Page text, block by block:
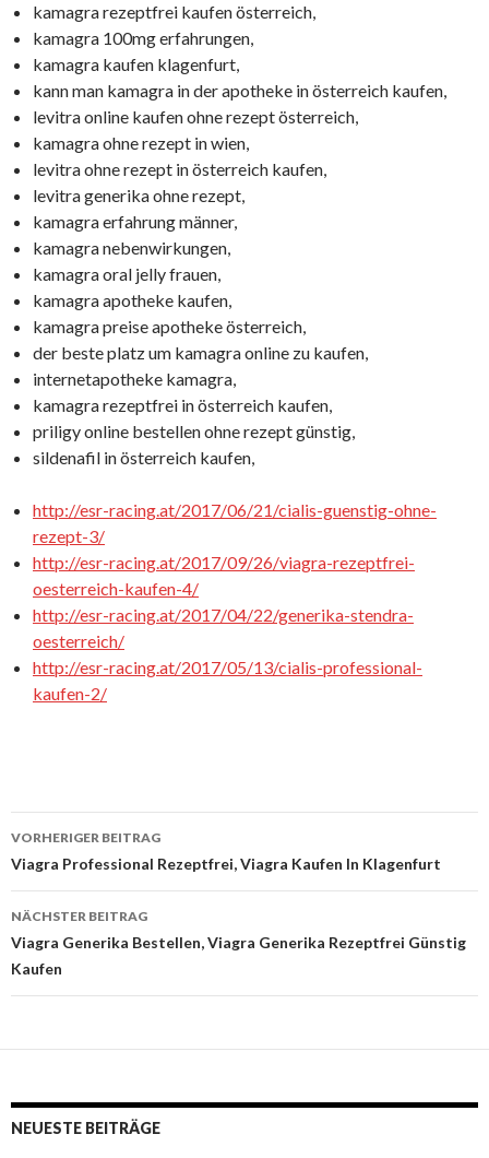
kamagra rezeptfrei kaufen österreich,
kamagra 100mg erfahrungen,
kamagra kaufen klagenfurt,
kann man kamagra in der apotheke in österreich kaufen,
levitra online kaufen ohne rezept österreich,
kamagra ohne rezept in wien,
levitra ohne rezept in österreich kaufen,
levitra generika ohne rezept,
kamagra erfahrung männer,
kamagra nebenwirkungen,
kamagra oral jelly frauen,
kamagra apotheke kaufen,
kamagra preise apotheke österreich,
der beste platz um kamagra online zu kaufen,
internetapotheke kamagra,
kamagra rezeptfrei in österreich kaufen,
priligy online bestellen ohne rezept günstig,
sildenafil in österreich kaufen,
http://esr-racing.at/2017/06/21/cialis-guenstig-ohne-
rezept-3/
http://esr-racing.at/2017/09/26/viagra-rezeptfrei-
oesterreich-kaufen-4/
http://esr-racing.at/2017/04/22/generika-stendra-
oesterreich/
http://esr-racing.at/2017/05/13/cialis-professional-
kaufen-2/
Beitrags-
Navigation
VORHERIGER BEITRAG
Viagra Professional Rezeptfrei, Viagra Kaufen In Klagenfurt
NÄCHSTER BEITRAG
Viagra Generika Bestellen, Viagra Generika Rezeptfrei Günstig
Kaufen
NEUESTE BEITRÄGE